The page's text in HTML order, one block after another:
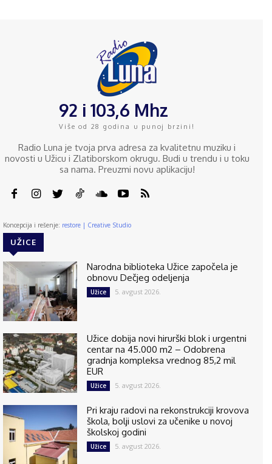
92 i 103,6 Mhz
Više od 28 godina u punoj brzini!
Radio Luna je tvoja prva adresa za kvalitetnu muziku i
novosti u Užicu i Zlatiborskom okrugu. Budi u trendu i u toku
sa nama. Preuzmi novu aplikaciju!
Koncepcija i rešenje: restore | Creative Studio
UŽICE
Narodna biblioteka Užice započela je
obnovu Dečjeg odeljenja
Užice 5. avgust 2026.
Užice dobija novi hirurški blok i urgentni
centar na 45.000 m2 – Odobrena
gradnja kompleksa vrednog 85,2 mil
EUR
Užice 5. avgust 2026.
Pri kraju radovi na rekonstrukciji krovova
škola, bolji uslovi za učenike u novoj
školskoj godini
Užice 5. avgust 2026.